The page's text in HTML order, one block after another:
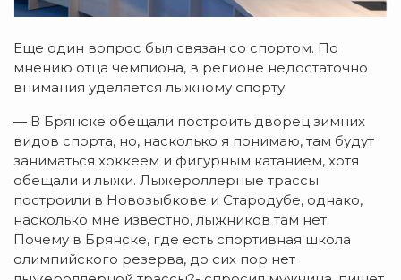
Еще один вопрос был связан со спортом. По
мнению отца чемпиона, в регионе недостаточно
внимания уделяется лыжному спорту:
— В Брянске обещали построить дворец зимних
видов спорта, но, насколько я понимаю, там будут
заниматься хоккеем и фигурным катанием, хотя
обещали и лыжи. Лыжероллерные трассы
построили в Новозыбкове и Стародубе, однако,
насколько мне известно, лыжников там нет.
Почему в Брянске, где есть спортивная школа
олимпийского резерва, до сих пор нет